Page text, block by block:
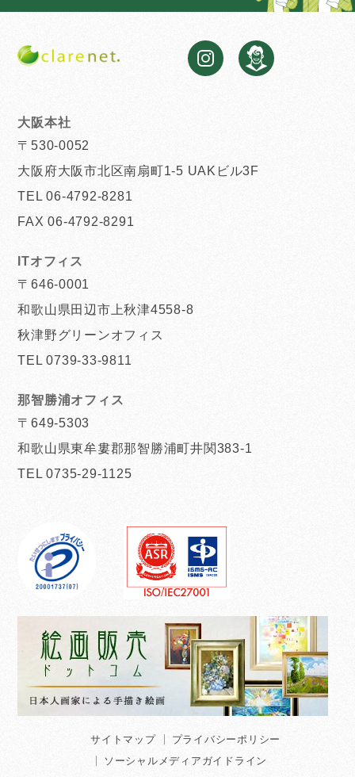
大阪本社
〒530-0052
大阪府大阪市北区南扇町1-5 UAKビル3F
TEL 06-4792-8281
FAX 06-4792-8291
ITオフィス
〒646-0001
和歌山県田辺市上秋津4558-8
秋津野グリーンオフィス
TEL 0739-33-9811
那智勝浦オフィス
〒649-5303
和歌山県東牟婁郡那智勝浦町井関383-1
TEL 0735-29-1125
サイトマップ
プライバシーポリシー
ソーシャルメディアガイドライン